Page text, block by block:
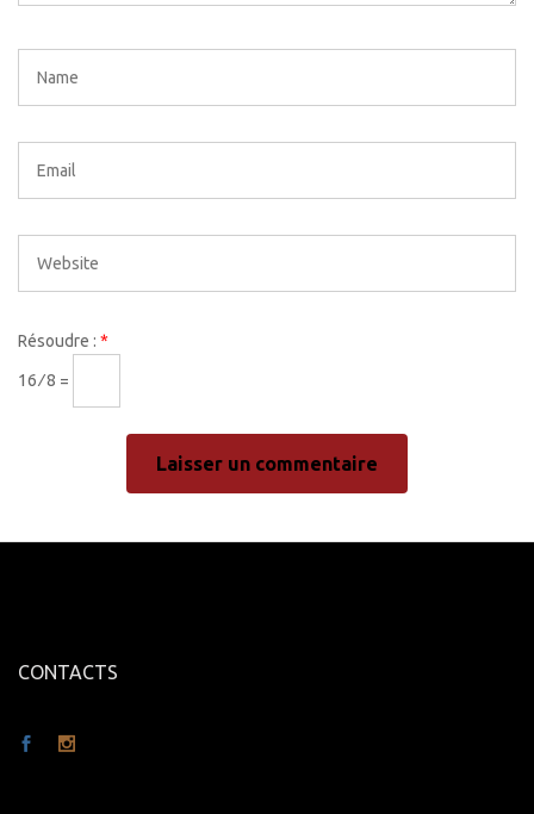
Résoudre : *
16 ⁄ 8 =
CONTACTS